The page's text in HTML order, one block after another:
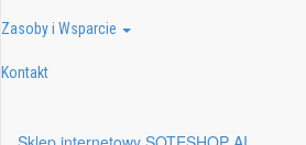
Zasoby i Wsparcie
Kontakt